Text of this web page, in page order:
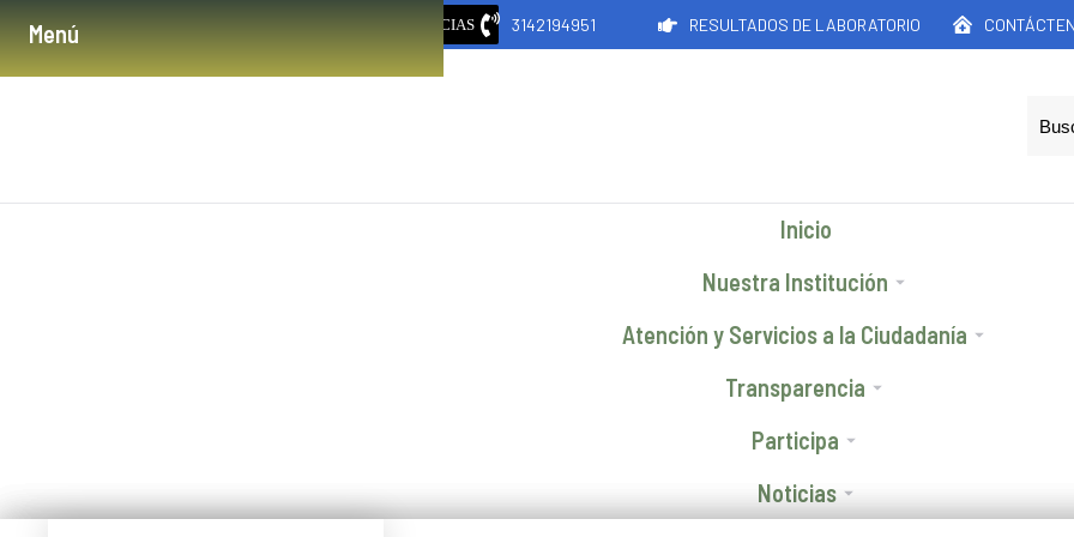
URGENCIAS 3142194951 RESULTADOS DE LABORATORIO
Inicio
Nuestra Institución
Atención y Servicios a la Ciudadanía
Transparencia
Participa
Noticias
Menú